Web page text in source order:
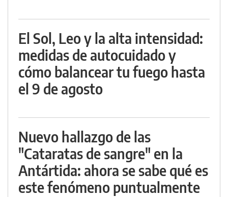
El Sol, Leo y la alta intensidad:
medidas de autocuidado y
cómo balancear tu fuego hasta
el 9 de agosto
Nuevo hallazgo de las
"Cataratas de sangre" en la
Antártida: ahora se sabe qué es
este fenómeno puntualmente